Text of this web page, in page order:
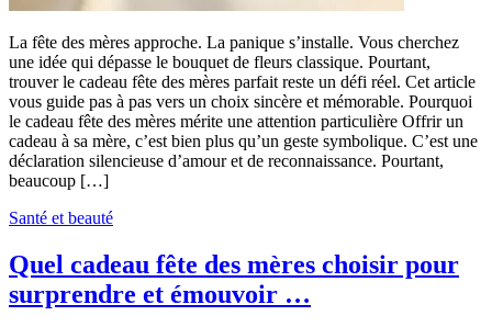
La fête des mères approche. La panique s’installe. Vous cherchez
une idée qui dépasse le bouquet de fleurs classique. Pourtant,
trouver le cadeau fête des mères parfait reste un défi réel. Cet article
vous guide pas à pas vers un choix sincère et mémorable. Pourquoi
le cadeau fête des mères mérite une attention particulière Offrir un
cadeau à sa mère, c’est bien plus qu’un geste symbolique. C’est une
déclaration silencieuse d’amour et de reconnaissance. Pourtant,
beaucoup […]
Santé et beauté
Quel cadeau fête des mères choisir pour
surprendre et émouvoir …